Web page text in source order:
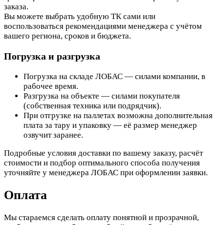
заказа.
Вы можете выбрать удобную ТК сами или
воспользоваться рекомендациями менеджера с учётом
вашего региона, сроков и бюджета.
Погрузка и разгрузка
Погрузка на складе ЛОБАС — силами компании, в
рабочее время.
Разгрузка на объекте — силами покупателя
(собственная техника или подрядчик).
При отгрузке на паллетах возможна дополнительная
плата за тару и упаковку — её размер менеджер
озвучит заранее.
Подробные условия доставки по вашему заказу, расчёт
стоимости и подбор оптимального способа получения
уточняйте у менеджера ЛОБАС при оформлении заявки.
Оплата
Мы стараемся сделать оплату понятной и прозрачной,